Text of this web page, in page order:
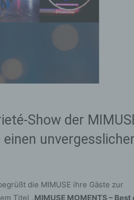
Show der
die MIMUSE ihre Gäste zur
Titel „MIMUSE MOMENTS – Best